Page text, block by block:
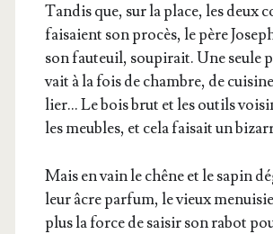
Tan­dis que, sur la place, les deux
fai­saient son pro­cès, le père
son fau­teuil, sou­pi­rait. Une seule
vait à la fois de chambre, de
lier… Le bois brut et les outils
les meubles, et cela fai­sait un
Mais en vain le chêne et le sapin
leur âcre par­fum, le vieux
plus la force de sai­sir son rabot